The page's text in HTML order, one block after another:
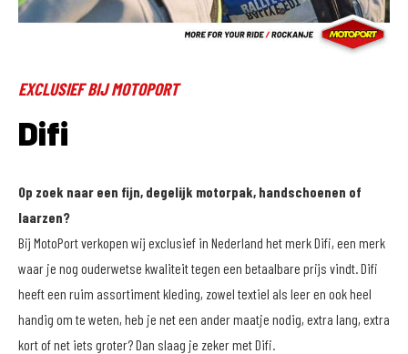
EXCLUSIEF BIJ MOTOPORT
Difi
Op zoek naar een fijn, degelijk motorpak, handschoenen of
laarzen?
Bij MotoPort verkopen wij exclusief in Nederland het merk Difi, een merk
waar je nog ouderwetse kwaliteit tegen een betaalbare prijs vindt. Difi
heeft een ruim assortiment kleding, zowel textiel als leer en ook heel
handig om te weten, heb je net een ander maatje nodig, extra lang, extra
kort of net iets groter? Dan slaag je zeker met Difi.